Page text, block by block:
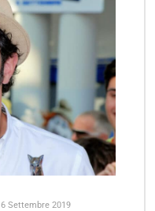
6 Settembre 2019